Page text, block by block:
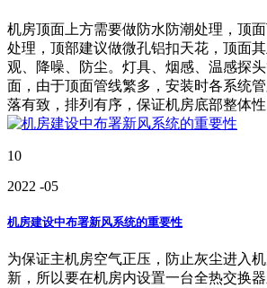
机房顶面上方需要做防水防潮处理，顶
处理，顶部建议做微孔铝扣天花，顶面
观、降噪、防尘。灯具、烟感、温感探
面，由于顶面管线繁多，安装时各系统
落有致，排列有序，保证机房底部整体性
10
2022 -05
机房建设中布署新风系统的重要性
为保证主机房空气正压，防止灰尘进入
新，所以要在机房内设置一台全热交换